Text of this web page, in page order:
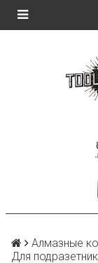
Алмазные
Для